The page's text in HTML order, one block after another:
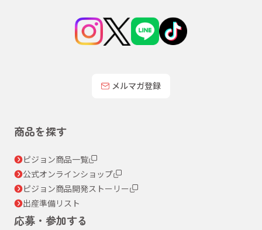
メルマガ登録
商品を探す
ピジョン商品一覧
公式オンラインショップ
ピジョン商品開発ストーリー
出産準備リスト
応募・参加する